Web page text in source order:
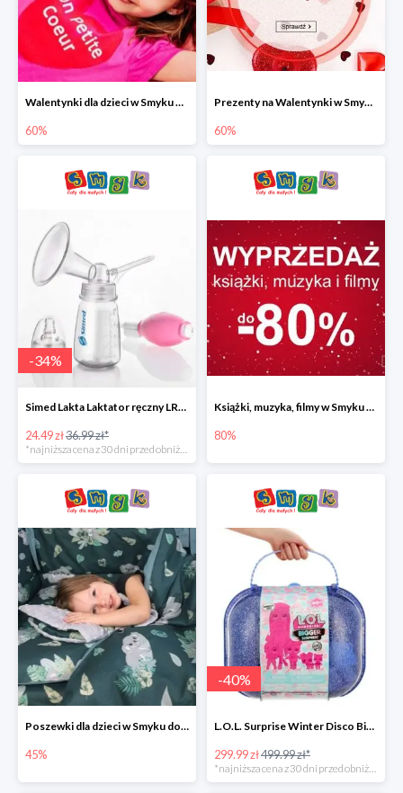
Walentynki dla dzieci w Smyku do -60%
60%
Prezenty na Walentynki w Smyku do -60%
60%
-34%
Simed Lakta Laktator ręczny LR-8 -34%
24.49 zł36.99 zł*
*najniższa cena z 30 dni przed obniżką
Książki, muzyka, filmy w Smyku do -80%
80%
Poszewki dla dzieci w Smyku do -45%
45%
-40%
L.O.L. Surprise Winter Disco Bigger Surprise Zestaw laleczek w walizce -40%
299.99 zł499.99 zł*